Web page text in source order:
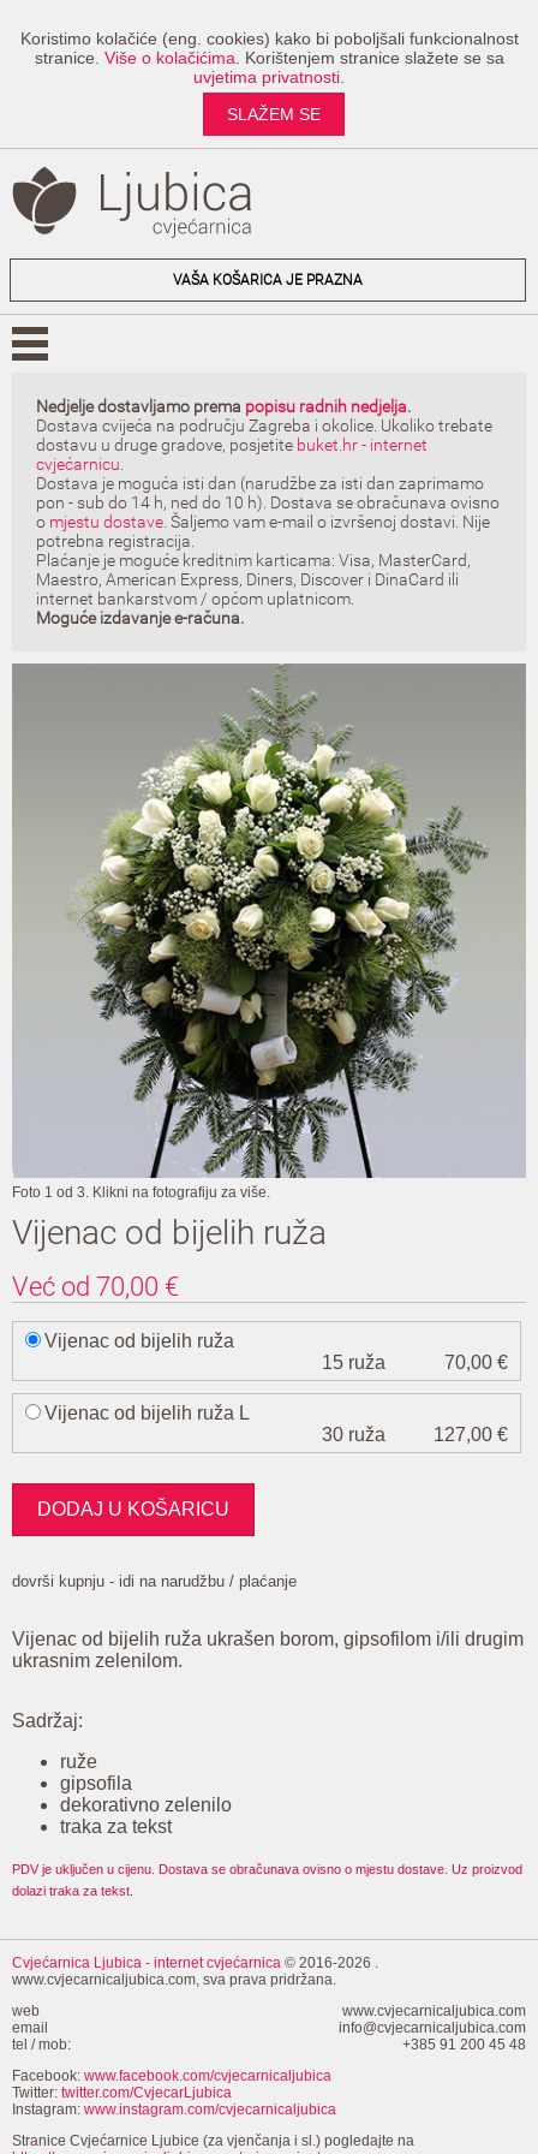
Koristimo kolačiće (eng. cookies) kako bi poboljšali funkcionalnost
stranice. Više o kolačićima . Korištenjem stranice slažete se sa
uvjetima privatnosti
SLAŽEM SE
VAŠA KOŠARICA JE PRAZNA
Nedjelje dostavljamo prema popisu radnih nedjelja.
Dostava cvijeća na području Zagreba i okolice. Ukoliko trebate
dostavu u druge gradove, posjetite buket.hr - internet
cvjećarnicu
Dostava je moguća isti dan (narudžbe za isti dan zaprimamo
pon - sub do 14 h, ned do 10 h). Dostava se obračunava ovisno
o mjestu dostave . Šaljemo vam e-mail o izvršenoj dostavi. Nije
potrebna registracija.
Plaćanje je moguće kreditnim karticama: Visa, MasterCard,
Maestro, American Express, Diners, Discover i DinaCard ili
internet bankarstvom / općom uplatnicom.
Moguće izdavanje e-računa.
Foto 1 od 3. Klikni na fotografiju za više.
Vijenac od bijelih ruža
Već od 70,00 €
Vijenac od bijelih ruža
15 ruža
70,00 €
Vijenac od bijelih ruža L
30 ruža
127,00 €
dovrši kupnju - idi na narudžbu / plaćanje
Vijenac od bijelih ruža ukrašen borom, gipsofilom i/ili drugim
ukrasnim zelenilom.
Sadržaj:
ruže
gipsofila
dekorativno zelenilo
traka za tekst
PDV je uključen u cijenu. Dostava se obračunava ovisno o mjestu dostave. Uz proizvod
dolazi traka za tekst.
Cvjećarnica Ljubica - internet cvjećarnica © 2016-2026 .
www.cvjecarnicaljubica.com, sva prava pridržana.
web
www.cvjecarnicaljubica.com
email
info@cvjecarnicaljubica.com
tel / mob:
+385 91 200 45 48
Facebook: www.facebook.com/cvjecarnicaljubica
Twitter: twitter.com/CvjecarLjubica
Instagram: www.instagram.com/cvjecarnicaljubica
Stranice Cvjećarnice Ljubice (za vjenčanja i sl.) pogledajte na